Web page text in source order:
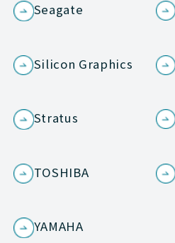
Seagate
Silicon Graphics
Stratus
TOSHIBA
YAMAHA